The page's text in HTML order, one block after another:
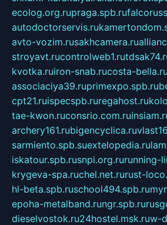
ecolog.org.rupraga.spb.ru
autodoctorservis.ru
avto-vozim.rusakhcamera.ru
stroyavt.rucontrolweb1.ru
kvotka.ruiron-snab.rucosta-bella.ru
associaciya39.ruprimexpo.spb.ru
cpt21.ruispecspb.ruregahost.ru
tae-kwon.ruconsrio.com.ru
archery161.rubigencyclica.ru
sarmiento.spb.suextelopedia.ru
iskatour.spb.rusnpi.org.rurunning-
krygeva-spa.ruchel.net.rurust-
hl-beta.spb.ruschool494.spb.ru
epoha-metalband.rungr.spb.ru
dieselvostok.ru24hostel.msk.ruw-